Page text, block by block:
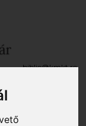
biblio@kmkt.ro